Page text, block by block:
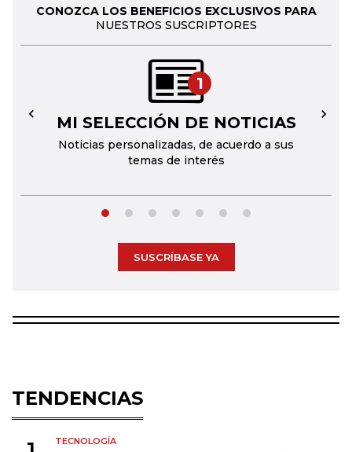
CONOZCA LOS BENEFICIOS EXCLUSIVOS PARA
NUESTROS SUSCRIPTORES
1
MI SELECCIÓN DE NOTICIAS
Noticias personalizadas, de acuerdo a sus
temas de interés
← →
SUSCRÍBASE YA
TENDENCIAS
TECNOLOGÍA